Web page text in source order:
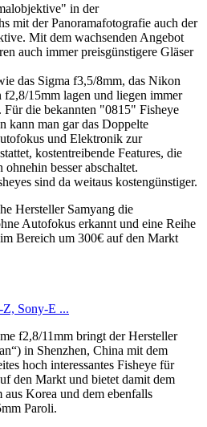
in der
mit der Panoramafotografie auch der
Mit dem wachsenden Angebot
auch immer preisgünstigere Gläser
das Sigma f3,5/8mm, das Nikon
15mm lagen und liegen immer
die bekannten "0815" Fisheye
kann man gar das Doppelte
und Elektronik zur
kostentreibende Features, die
besser abschaltet.
sind da weitaus kostengünstiger.
Hersteller Samyang die
Autofokus erkannt und eine Reihe
Bereich um 300€ auf den Markt
Sony-E ...
f2,8/11mm bringt der Hersteller
in Shenzhen, China mit dem
hoch interessantes Fisheye für
den Markt und bietet damit dem
Korea und dem ebenfalls
Paroli.